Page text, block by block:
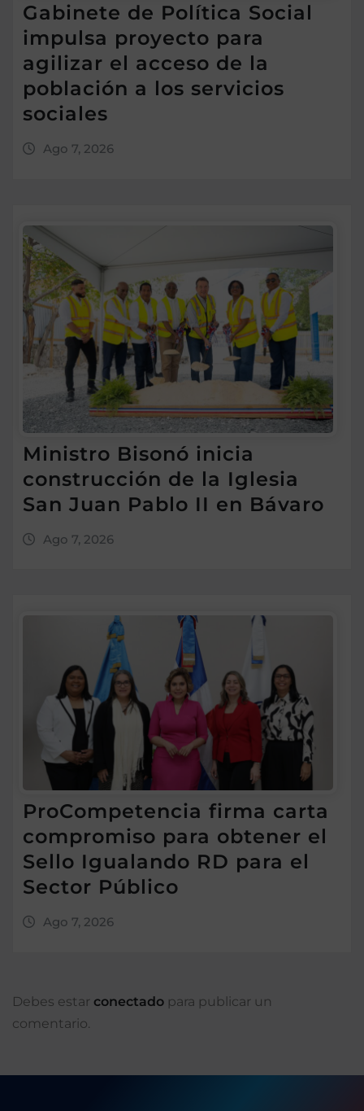
Gabinete de Política Social
impulsa proyecto para
agilizar el acceso de la
población a los servicios
sociales
Ago 7, 2026
Ministro Bisonó inicia
construcción de la Iglesia
San Juan Pablo II en Bávaro
Ago 7, 2026
ProCompetencia firma carta
compromiso para obtener el
Sello Igualando RD para el
Sector Público
Ago 7, 2026
Debes estar conectado para publicar un
comentario.